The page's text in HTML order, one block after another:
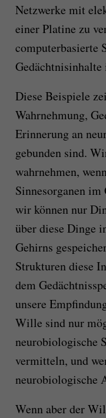
Netzwerke mit
einer Platine zu
computerbasierte
Diese Beispiele
Wahrnehmung,
Erinnerung an
gebunden sind.
wahrnehmen,
Sinnesorganen
wir können nur
über diese Dinge
Gehirns
Strukturen diese
dem
unsere
Wille sind nur
neurobiologische
vermitteln, und
neurobiologische
Wenn aber der